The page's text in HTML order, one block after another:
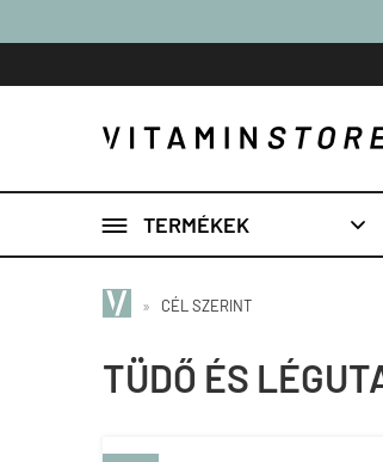
 TERMÉKEK 
» CÉL SZERINT
TÜDŐ ÉS